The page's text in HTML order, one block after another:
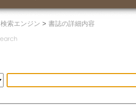
検索エンジン > 書誌の詳細内容